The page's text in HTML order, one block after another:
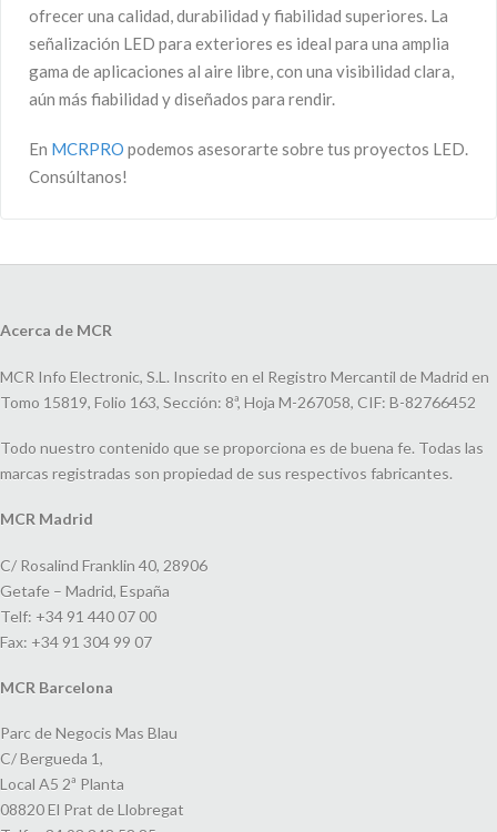
ofrecer una calidad, durabilidad y fiabilidad superiores. La
señalización LED para exteriores es ideal para una amplia
gama de aplicaciones al aire libre, con una visibilidad clara,
aún más fiabilidad y diseñados para rendir.
En MCRPRO podemos asesorarte sobre tus proyectos LED.
Consúltanos!
Acerca de MCR
MCR Info Electronic, S.L. Inscrito en el Registro Mercantil de Madrid en
Tomo 15819, Folio 163, Sección: 8ª, Hoja M-267058, CIF: B-82766452
Todo nuestro contenido que se proporciona es de buena fe. Todas las
marcas registradas son propiedad de sus respectivos fabricantes.
MCR Madrid
C/ Rosalind Franklin 40, 28906
Getafe – Madrid, España
Telf: +34 91 440 07 00
Fax: +34 91 304 99 07
MCR Barcelona
Parc de Negocis Mas Blau
C/ Bergueda 1,
Local A5 2ª Planta
08820 El Prat de Llobregat